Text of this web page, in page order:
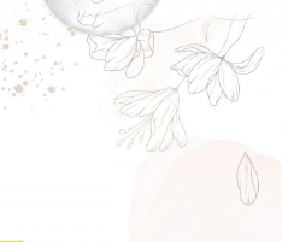
Перейти
к
содержанию